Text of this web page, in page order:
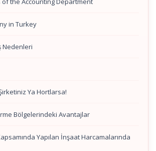
in Turkey
Nedenleri
Ya Hortlarsa!
Bölgelerindeki Avantajlar
Yapılan İnşaat Harcamalarında